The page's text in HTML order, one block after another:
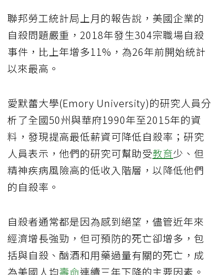
聯邦勞工統計局上月的報告說，美國企業的
自殺問題嚴重，2018年發生304宗職場自殺
事件，比上年增多11%，為26年前開始統計
以來最高。
愛默蕾大學(Emory University)的研究人員分
析了全國50州與華府1990年至2015年的資
料，發現提高最低薪資可降低自殺率；研究
人員表示，他們的研究可幫助受教育少、但
精神疾病風險高的低收入階層，以降低他們
的自殺率。
自殺者通常都是因為感到絕望，儘管近年來
經濟增長強勁，但可預防的死亡卻增多，包
括與自殺、酗酒和用藥過量有關的死亡，成
為美國人均壽命連續三年下降的主要因素。